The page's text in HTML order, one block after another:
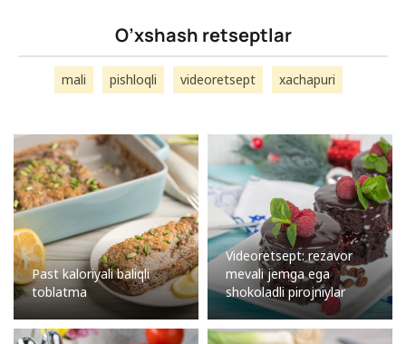
O’xshash retseptlar
mali pishloqli videoretsept xachapuri
Past kaloriyali baliqli
toblatma
Videoretsept: rezavor
mevali jemga ega
shokoladli pirojniylar